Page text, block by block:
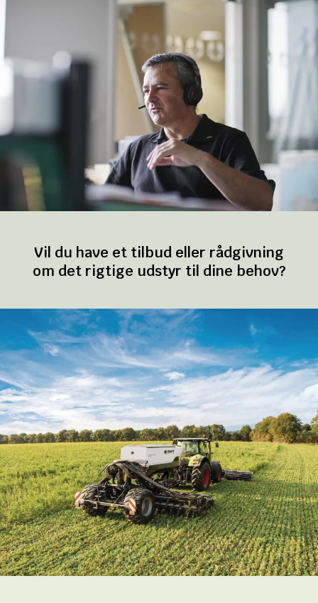
Vil du have et tilbud eller rådgivning
om det rigtige udstyr til dine behov?